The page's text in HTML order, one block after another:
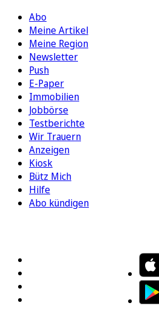
Abo
Meine Artikel
Meine Region
Newsletter
Push
E-Paper
Immobilien
Jobbörse
Testberichte
Wir Trauern
Anzeigen
Kiosk
Bütz Mich
Hilfe
Abo kündigen